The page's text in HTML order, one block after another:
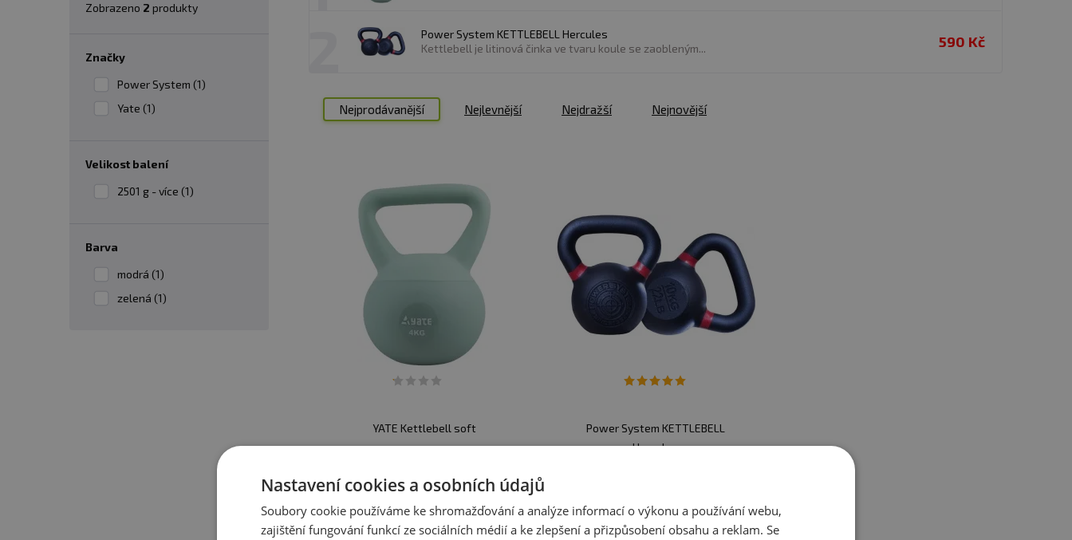
Zobrazeno 2 produkty
Značky
Power System (1)
Yate (1)
velikost balení
2501 g - více (1)
barva
modrá (1)
zelená (1)
Power System KETTLEBELL Hercules
Kettlebell je litinová činka ve tvaru koule se zaobleným...
590 Kč
Nejprodávanější Nejlevnější Nejdražší Nejnovější
YATE Kettlebell soft
Kettlebell je litinová činka ve tvaru
dlouholetou tradicí.
Power System KETTLEBELL
Hercules
dlouholetou tradicí.
Nastavení cookies a osobních údajů
Soubory cookie používáme ke shromažďování a analýze informací o výkonu a používání webu,
zajištění fungování funkcí ze sociálních médií a ke zlepšení a přizpůsobení obsahu a reklam. Se